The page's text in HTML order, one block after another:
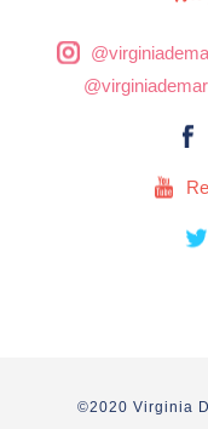
©2020 Virginia